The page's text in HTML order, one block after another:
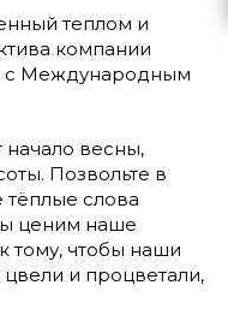
теплом и
компании
с Международным
начало весны,
Позвольте в
тёплые слова
ценим наше
тому, чтобы наши
и процветали,